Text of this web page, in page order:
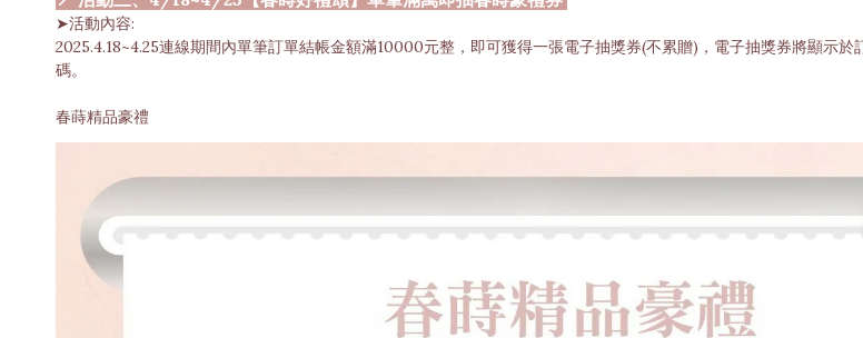
➤活動內容:
2025.4.18~4.25連線期間內單筆訂單結帳金額滿10000元整，即可獲得一張電子抽獎券(不累贈)，電子抽獎券將顯示
碼。
春蒔精品豪禮